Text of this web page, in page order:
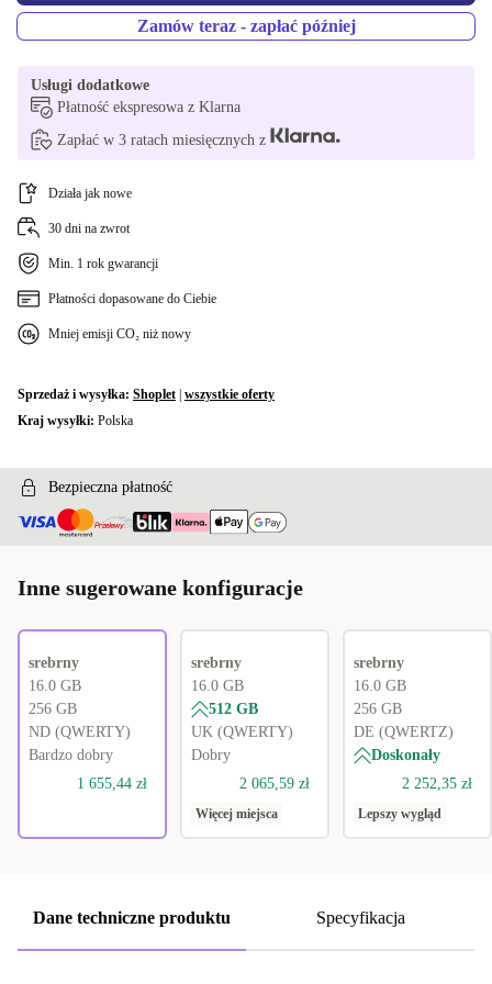
PL (QWERTY)
SI (QWERTZ)
DK (QWERTY)
Zamów teraz - zapłać później
Usługi dodatkowe
Płatność ekspresowa z Klarna
Zapłać w 3 ratach miesięcznych z
Działa jak nowe
30 dni na zwrot
Min. 1 rok gwarancji
Płatności dopasowane do Ciebie
Mniej emisji CO₂ niż nowy
Sprzedaż i wysyłka: Shoplet wszystkie oferty
Kraj wysyłki: Polska
Bezpieczna płatność
Inne sugerowane konfiguracje
srebrny
16.0 GB
256 GB
ND (QWERTY)
Bardzo dobry
1 655,44 zł
srebrny
16.0 GB
512 GB
UK (QWERTY)
Dobry
2 065,59 zł
Więcej miejsca
srebrny
16.0 GB
256 GB
DE (QWERTZ)
Doskonały
2 252,35 zł
Lepszy wygląd
Dane techniczne produktu Specyfikacja